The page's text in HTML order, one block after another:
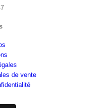
de vente